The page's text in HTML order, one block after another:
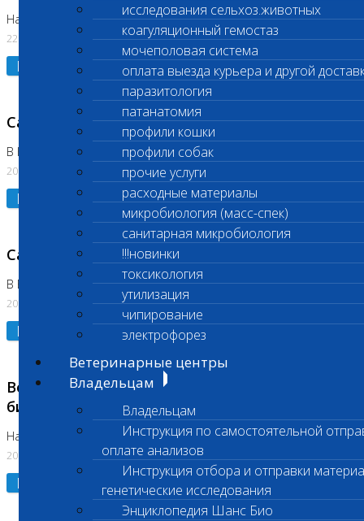
исследования сельхоз.животных
коагуляционный гемостаз
мочеполовая система
оплата выезда курьера и другой
паразитология
патанатомия
профили кошки
профили собак
прочие услуги
расходные материалы
микробиология (масс-спек)
санитарная микробиология
!!!новинки
токсикология
утилизация
чипирование
электрофорез
Ветеринарные центры
Владельцам
Владельцам
Инструкция по самостоятельной
оплате анализов
Инструкция отбора и отправки
генетические исследования
Энциклопедия Шанс Био
На Нагорной. Код ( 123,310,309)
22.07.2026
Подробнее
Санитарные дни
В Коломне 24.07.2026 и 28.07.2026
20.07.2026
Подробнее
Санитарный день
В Бутово 21.07.2026
20.07.2026
Подробнее
Возобновлено выполнение срочных
биохимических исследований
На Нагорной
20.07.2026
Подробнее